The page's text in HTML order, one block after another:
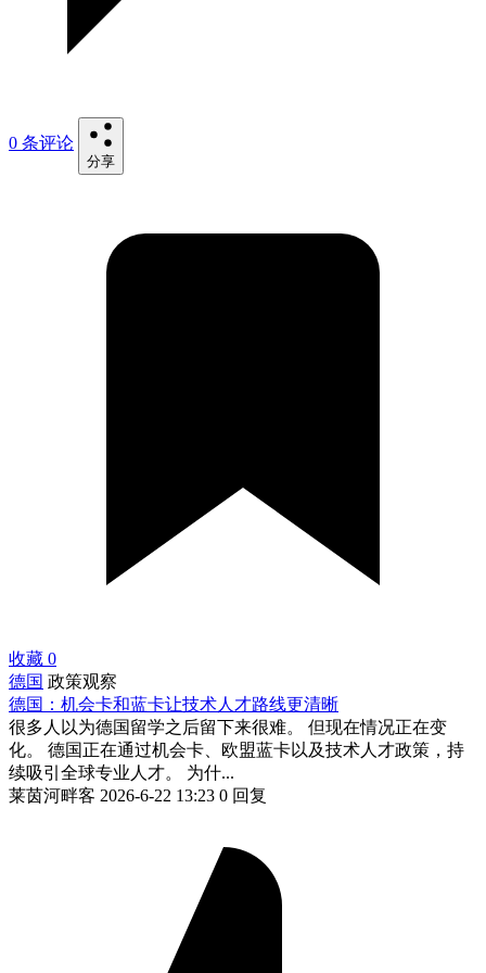
0 条评论
分享
收藏 0
德国 政策观察
德国：机会卡和蓝卡让技术人才路线更清晰
很多人以为德国留学之后留下来很难。 但现在情况正在变
化。 德国正在通过机会卡、欧盟蓝卡以及技术人才政策，持
续吸引全球专业人才。 为什...
莱茵河畔客 2026-6-22 13:23 0 回复